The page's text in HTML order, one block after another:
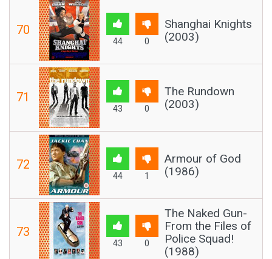
70
44 0
Shanghai Knights
(2003)
71
43 0
The Rundown
(2003)
72
44 1
Armour of God
(1986)
73
43 0
The Naked Gun-
From the Files of
Police Squad!
(1988)